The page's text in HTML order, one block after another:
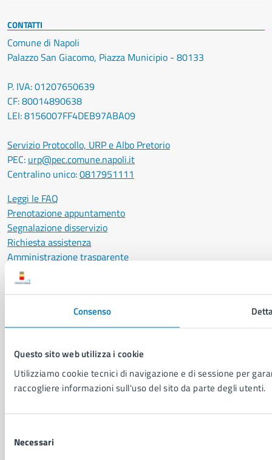
Consenso
Questo sito web utilizza i cookie
Utilizziamo cookie tecnici di navigazione e di sessione per
raccogliere informazioni sull'uso del sito da parte degli utenti.
delNecessari
CONTATTI
Comune di Napoli
Palazzo San Giacomo, Piazza Municipio - 80133
P. IVA: 01207650639
CF: 80014890638
LEI: 8156007FF4DEB97ABA09
Servizio Protocollo, URP e Albo Pretorio
PEC: urp@pec.comune.napoli.it
Centralino unico:0817951111
Leggi le FAQ
Prenotazione appuntamento
Segnalazione disservizio
Richiesta assistenza
Amministrazione trasparente
Informativa privacy
Cookie Policy
Notifica atti giudiziari
Segnalazione problemi di accessibilità
Piano di miglioramento del sito